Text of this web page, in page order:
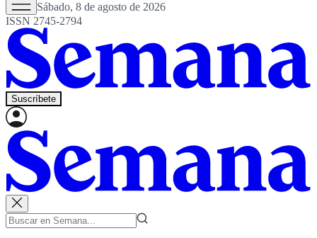
Sábado, 8 de agosto de 2026
ISSN 2745-2794
Suscríbete